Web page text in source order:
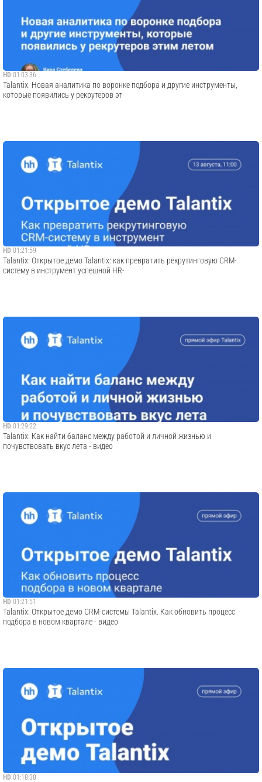
HD 01:03:36
Talantix: Новая аналитика по воронке подбора и другие инструменты,
которые появились у рекрутеров эт
HD 01:21:59
Talantix: Открытое демо Talantix: как превратить рекрутинговую CRM-
систему в инструмент успешной HR-
HD 01:29:22
Talantix: Как найти баланс между работой и личной жизнью и
почувствовать вкус лета - видео
HD 01:21:51
Talantix: Открытое демо CRM-системы Talantix. Как обновить процесс
подбора в новом квартале - видео
HD 01:18:38